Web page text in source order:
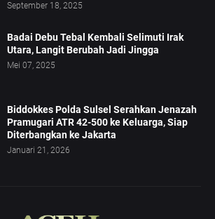
September 18, 2025
Badai Debu Tebal Kembali Selimuti Irak
Utara, Langit Berubah Jadi Jingga
Mei 07, 2025
Biddokkes Polda Sulsel Serahkan Jenazah
Pramugari ATR 42-500 ke Keluarga, Siap
Diterbangkan ke Jakarta
Januari 21, 2026